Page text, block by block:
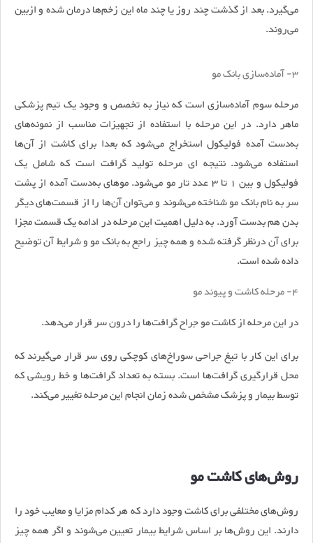
می‌گیرد. بعد از گذشت چند روز یا چند ماه این زخم‌ها درمان شده و ازبین
می‌روند.
3- آماده‌سازی بانک مو
مرحله سوم آماده‌سازی است که نیاز به تخصص و وجود یک تیم پزشکی
ماهر دارد. در این مرحله با استفاده از تجهیزات مناسب از نمونه‌های
به‌دست آمده فولیکول استخراج می‌شود که بعدا برای کاشت از آن‌ها
استفاده می‌شود. نتیجه ای مرحله تولید گرافت است که شامل یک
فولیکول و بین 1 تا 3 عدد تار مو می‌شود. موهای به‌دست آمده از پشت
سر به نام بانک مو شناخته می‌شوند و می‌توان آن‌ها را از قسمت‌های دیگر
بدن هم بدست آورد. به دلیل اهمیت این مرحله در ادامه یک قسمت مجزا
برای آن درنظر گرفته شده و همه چیز راجع به بانک مو و شرایط آن توضیح
داده شده است.
4- مرحله کاشت و پیوند مو
در این مرحله از کاشت مو جراح گرافت‌ها را درون سر قرار می‌دهد.
برای این کار با تیغ جراحی سوراخ‌های کوچکی روی سر قرار می‌گیرند که
محل قرارگیری گرافت‌ها است. بسته به تعداد گرافت‌ها و خط رویشی که
توسط بیمار و پزشک مشخص شده زمان انجام این مرحله تغییر می‌کند.
روش‌های کاشت مو
روش‌های مختلفی برای کاشت وجود دارد که هر کدام مزایا و معایب خود را
دارند. این روش‌ها بر اساس شرایط بیمار تعیین می‌شوند و اگر همه چیز